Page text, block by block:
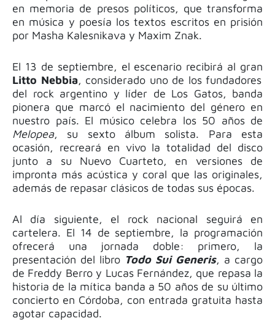
en memoria de presos políticos, que transforma
en música y poesía los textos escritos en prisión
por Masha Kalesnikava y Maxim Znak.
El 13 de septiembre, el escenario recibirá al gran
Litto Nebbia, considerado uno de los fundadores
del rock argentino y líder de Los Gatos, banda
pionera que marcó el nacimiento del género en
nuestro país. El músico celebra los 50 años de
Melopea, su sexto álbum solista. Para esta
ocasión, recreará en vivo la totalidad del disco
junto a su Nuevo Cuarteto, en versiones de
impronta más acústica y coral que las originales,
además de repasar clásicos de todas sus épocas.
Al día siguiente, el rock nacional seguirá en
cartelera. El 14 de septiembre, la programación
ofrecerá una jornada doble: primero, la
presentación del libro Todo Sui Generis, a cargo
de Freddy Berro y Lucas Fernández, que repasa la
historia de la mítica banda a 50 años de su último
concierto en Córdoba, con entrada gratuita hasta
agotar capacidad.